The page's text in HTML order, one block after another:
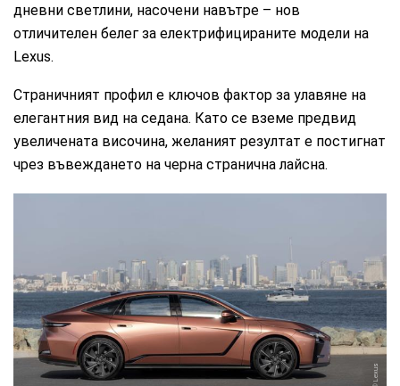
дневни светлини, насочени навътре – нов
отличителен белег за електрифицираните модели на
Lexus.
Страничният профил е ключов фактор за улавяне на
елегантния вид на седана. Като се вземе предвид
увеличената височина, желаният резултат е постигнат
чрез въвеждането на черна странична лайсна.
Lexus